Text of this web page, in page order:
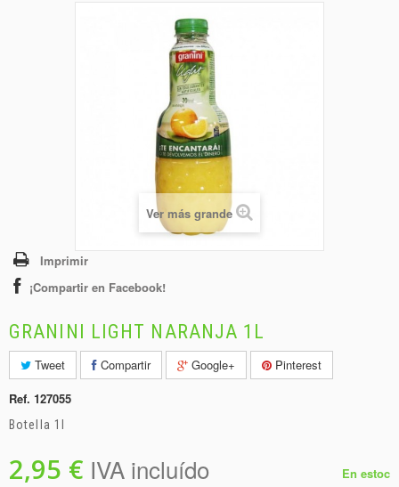
CARNICERÍA Y CHARCUTERÍA
Ver más grande
Imprimir
¡Compartir en Facebook!
GRANINI LIGHT NARANJA 1L
Tweet Compartir Google+
Pinterest
Ref. 127055
Botella 1l
2,95 € IVA incluído En estoc